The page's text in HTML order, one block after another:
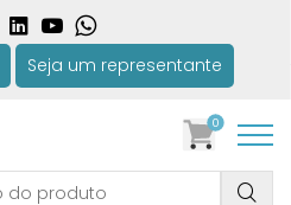
Seja um representante
0